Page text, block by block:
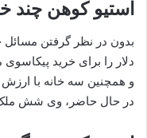
استیو کوهن چند
دلار را برای خرید پیکاسوی
و همچنین سه خانه با
در حال حاضر، وی شش ملک